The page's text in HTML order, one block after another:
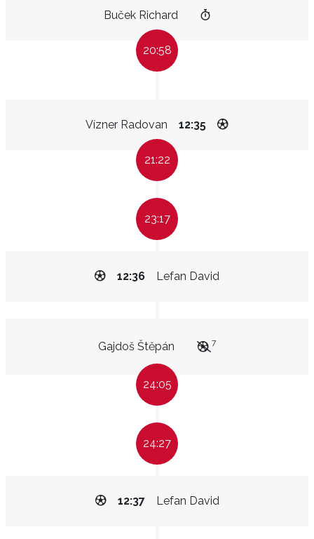
Buček Richard
20:58
Vízner Radovan 12:35
21:22
23:17
Lefan David
12:36
Gajdoš Štěpán 7
24:05
24:27
Lefan David
12:37